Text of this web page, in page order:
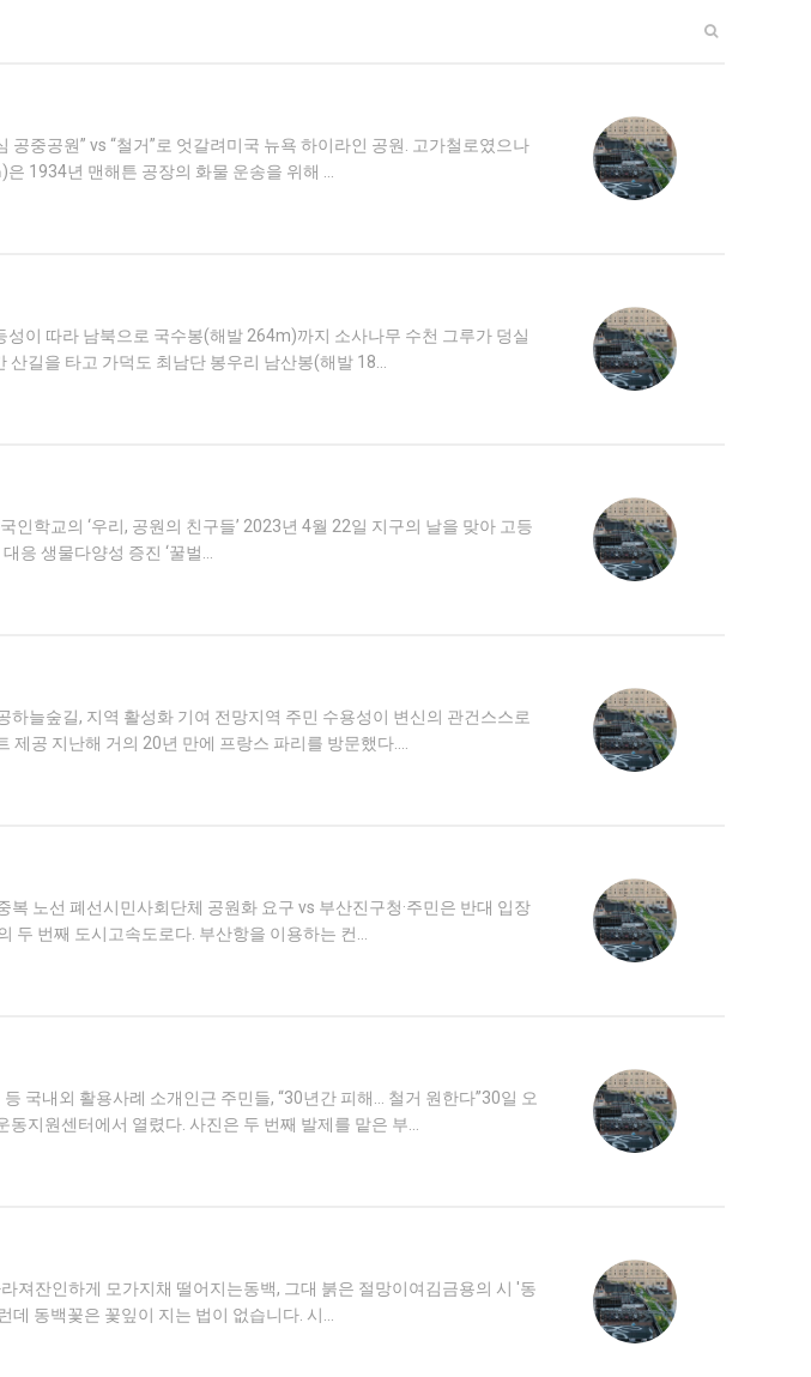
중공원” vs “철거”로 엇갈려미국 뉴욕 하이라인 공원. 고가철로였으나
1934년 맨해튼 공장의 화물 운송을 위해 …
이 따라 남북으로 국수봉(해발 264m)까지 소사나무 수천 그루가 덩실
길을 타고 가덕도 최남단 봉우리 남산봉(해발 18…
학교의 ‘우리, 공원의 친구들’ 2023년 4월 22일 지구의 날을 맞아 고등
응 생물다양성 증진 ‘꿀벌…
하늘숲길, 지역 활성화 기여 전망지역 주민 수용성이 변신의 관건스스로
공 지난해 거의 20년 만에 프랑스 파리를 방문했다.…
노선 폐선시민사회단체 공원화 요구 vs 부산진구청·주민은 반대 입장
번째 도시고속도로다. 부산항을 이용하는 컨…
국내외 활용사례 소개인근 주민들, “30년간 피해… 철거 원한다”30일 오
지원센터에서 열렸다. 사진은 두 번째 발제를 맡은 부…
져잔인하게 모가지채 떨어지는동백, 그대 붉은 절망이여김금용의 시 '동
동백꽃은 꽃잎이 지는 법이 없습니다. 시…